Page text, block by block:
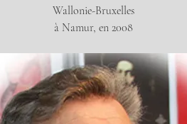
Wallonie-Bruxelles
à Namur, en 2008